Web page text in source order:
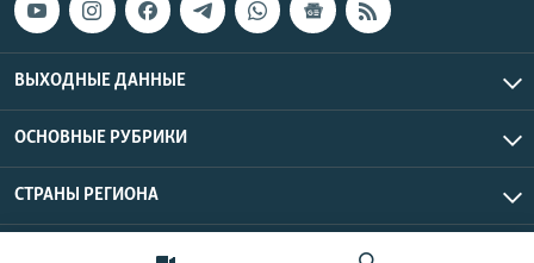
ВЫХОДНЫЕ ДАННЫЕ
ОСНОВНЫЕ РУБРИКИ
СТРАНЫ РЕГИОНА
Азаттык Азия © 2026 RFE/RL, Inc. | Все права защищены.